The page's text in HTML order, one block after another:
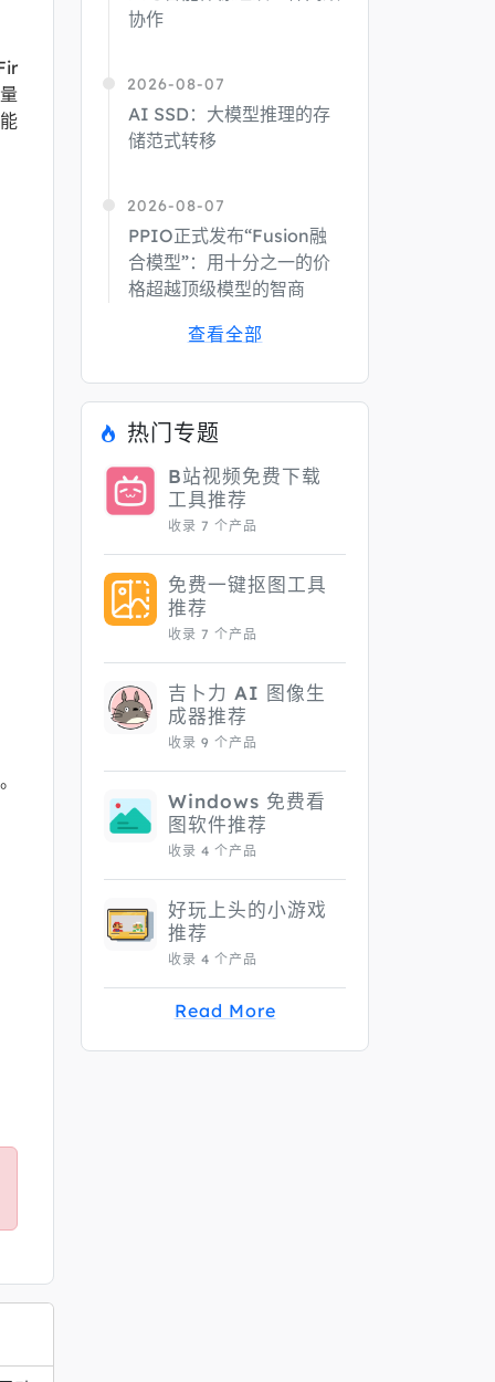
协作
2026-08-07
AI SSD：大模型推理的存
储范式转移
2026-08-07
PPIO正式发布“Fusion融
合模型”：用十分之一的价
格超越顶级模型的智商
查看全部
热门专题
B站视频免费下载
工具推荐
收录 7 个产品
免费一键抠图工具
推荐
收录 7 个产品
吉卜力 AI 图像生
成器推荐
收录 9 个产品
Windows 免费看
图软件推荐
收录 4 个产品
好玩上头的小游戏
推荐
收录 4 个产品
Read More